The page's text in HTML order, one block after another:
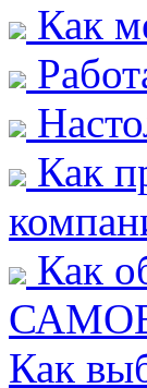
Как
Как
Как
Как